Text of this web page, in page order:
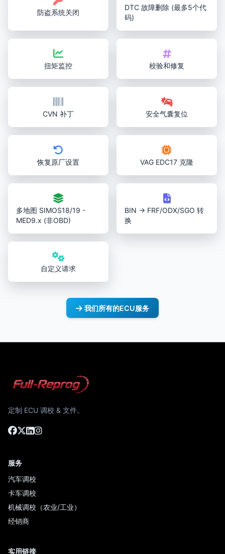
防盗系统关闭
DTC 故障删除 (最多5个代
码)
扭矩监控 校验和修复
CVN 补丁 安全气囊复位
恢复原厂设置 VAG EDC17 克隆
多地图 SIMOS18/19 -
MED9.x (非OBD)
BIN → FRF/ODX/SGO 转
换
自定义请求
我们所有的ECU服务
定制 ECU 调校 & 文件。
服务
汽车调校
卡车调校
机械调校（农业/工业）
经销商
实用链接